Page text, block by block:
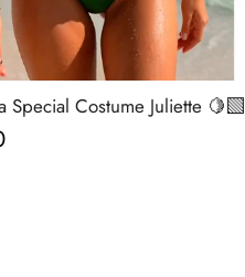
Special Costume Juliette 🍋‍🟩